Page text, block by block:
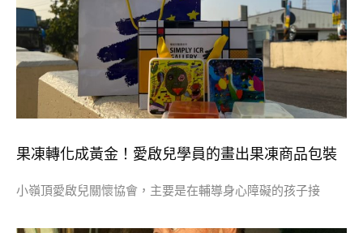
果凍轉化成黃金！愛啟兒學員的畫出果凍商品包裝
小嶺頂愛啟兒關懷協會，主要是在輔導身心障礙的孩子接